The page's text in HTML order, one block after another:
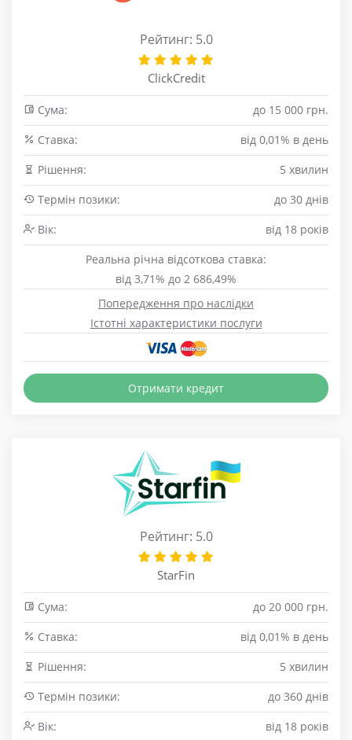
Рейтинг: 5.0
ClickCredit
Сума:
до 15 000 грн.
Cтавка:
від 0,01% в день
Рішення:
5 хвилин
Термін позики:
до 30 днів
Вік:
від 18 років
Реальна річна відсоткова ставка:
від 3,71% до 2 686,49%
Попередження про наслідки
Істотні характеристики послуги
Отримати кредит
Рейтинг: 5.0
StarFin
Сума:
до 20 000 грн.
Cтавка:
від 0,01% в день
Рішення:
5 хвилин
Термін позики:
до 360 днів
Вік:
від 18 років